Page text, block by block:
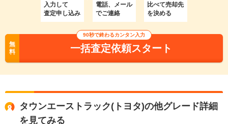
入力して
査定申し込み
電話、メール
でご連絡
比べて売却先
を決める
無
料
90秒で終わるカンタン入力
一括査定依頼スタート
タウンエーストラック(トヨタ)の他グレード詳細
を見てみる